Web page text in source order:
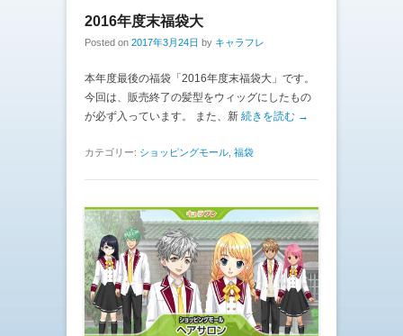
2016年度末福袋大
Posted on 2017年3月24日 by キャラフレ
本年度最後の福袋「2016年度末福袋大」です。
今回は、販売終了の髪型をウィッグにしたもの
が必ず入っています。 また、新 続きを読む →
カテゴリー: ショッピングモール 福袋